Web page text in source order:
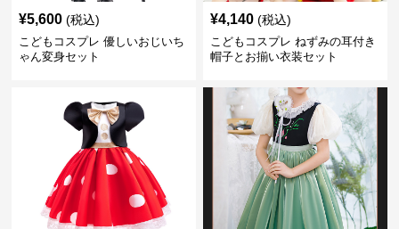
¥5,600 (税込)
こどもコスプレ 優しいおじいち
ゃん変身セット
¥4,140 (税込)
こどもコスプレ ねずみの耳付き
帽子とお揃い衣装セット